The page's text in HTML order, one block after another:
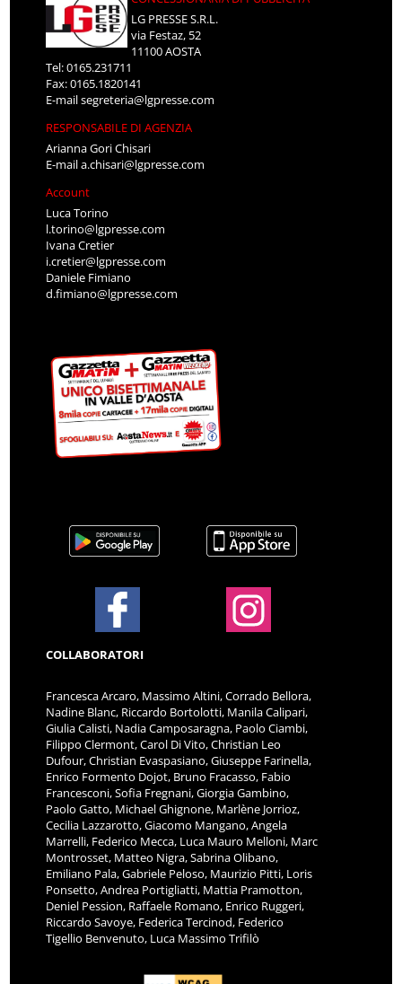
LG PRESSE S.R.L.
via Festaz, 52
11100 AOSTA
Tel: 0165.231711
Fax: 0165.1820141
E-mailsegreteria@lgpresse.com
RESPONSABILE DI AGENZIA
Arianna Gori Chisari
E-maila.chisari@lgpresse.com
Account
Luca Torino
l.torino@lgpresse.com
Ivana Cretier
i.cretier@lgpresse.com
Daniele Fimiano
d.fimiano@lgpresse.com
COLLABORATORI
Francesca Arcaro, Massimo Altini, Corrado Bellora,
Nadine Blanc, Riccardo Bortolotti, Manila Calipari,
Giulia Calisti, Nadia Camposaragna, Paolo Ciambi,
Filippo Clermont, Carol Di Vito, Christian Leo
Dufour, Christian Evaspasiano, Giuseppe Farinella,
Enrico Formento Dojot, Bruno Fracasso, Fabio
Francesconi, Sofia Fregnani, Giorgia Gambino,
Paolo Gatto, Michael Ghignone, Marlène Jorrioz,
Cecilia Lazzarotto, Giacomo Mangano, Angela
Marrelli, Federico Mecca, Luca Mauro Melloni, Marc
Montrosset, Matteo Nigra, Sabrina Olibano,
Emiliano Pala, Gabriele Peloso, Maurizio Pitti, Loris
Ponsetto, Andrea Portigliatti, Mattia Pramotton,
Deniel Pession, Raffaele Romano, Enrico Ruggeri,
Riccardo Savoye, Federica Tercinod, Federico
Tigellio Benvenuto, Luca Massimo Trifilò